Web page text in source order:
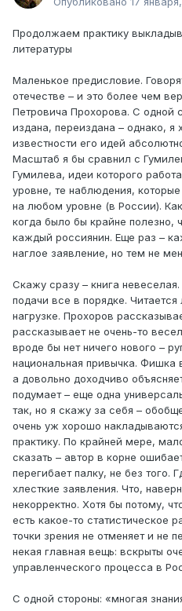
Продолжаем практику
литературы
Маленькое предисловие.
отечестве – и это более чем
Петровича Прохорова. С одной
издана, переиздана – однако, я
известности его идей
Масштаб я бы сравнил с
Гумилева, идеи которого
уровне, те наблюдения,
на любом уровне (в России).
когда было бы крайне полезно,
каждый россиянин. Еще раз –
наглое заявление, но тем не
Скажу сразу – книга
подачи все в порядке.
нагрузке. Прохоров
рассказывает не очень-то
вроде бы нет ничего нового –
национальная привычка. Фишка
а довольно доходчиво
подумает – еще одна
так, но я скажу за себя –
очень уж хорошо
практику. По крайней мере,
сказать – автор в корне
перегибает палку, не без того.
хлесткие заявления. Что,
некорректно. Хотя бы потому,
есть какое-то статистическое
точки зрения не отменяет и не
некая главная вещь: вскрыты
управленческого процесса в
С одной стороны: «многая